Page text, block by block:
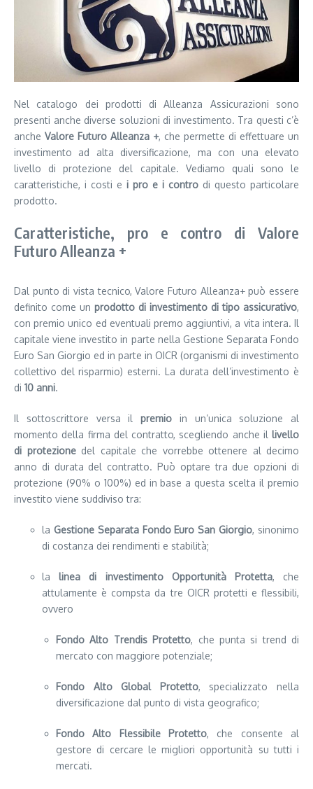
Nel catalogo dei prodotti di Alleanza Assicurazioni sono
presenti anche diverse soluzioni di investimento. Tra questi c’è
anche Valore Futuro Alleanza +, che permette di effettuare un
investimento ad alta diversificazione, ma con una elevato
livello di protezione del capitale. Vediamo quali sono le
caratteristiche, i costi e i pro e i contro di questo particolare
prodotto.
Caratteristiche, pro e contro di Valore
Futuro Alleanza +
Dal punto di vista tecnico, Valore Futuro Alleanza+ può essere
definito come un prodotto di investimento di tipo assicurativo,
con premio unico ed eventuali premo aggiuntivi, a vita intera. Il
capitale viene investito in parte nella Gestione Separata Fondo
Euro San Giorgio ed in parte in OICR (organismi di investimento
collettivo del risparmio) esterni. La durata dell’investimento è
di 10 anni.
Il sottoscrittore versa il premio in un’unica soluzione al
momento della firma del contratto, scegliendo anche il livello
di protezionedel capitale che vorrebbe ottenere al decimo
anno di durata del contratto. Può optare tra due opzioni di
protezione (90% o 100%) ed in base a questa scelta il premio
investito viene suddiviso tra:
la Gestione Separata Fondo Euro San Giorgio, sinonimo
di costanza dei rendimenti e stabilità;
lalinea di investimento Opportunità Protetta, che
attulamente è compsta da tre OICR protetti e flessibili,
ovvero
Fondo Alto Trendis Protetto, che punta si trend di
mercato con maggiore potenziale;
Fondo Alto Global Protetto, specializzato nella
diversificazione dal punto di vista geografico;
Fondo Alto Flessibile Protetto, che consente al
gestore di cercare le migliori opportunità su tutti i
mercati.